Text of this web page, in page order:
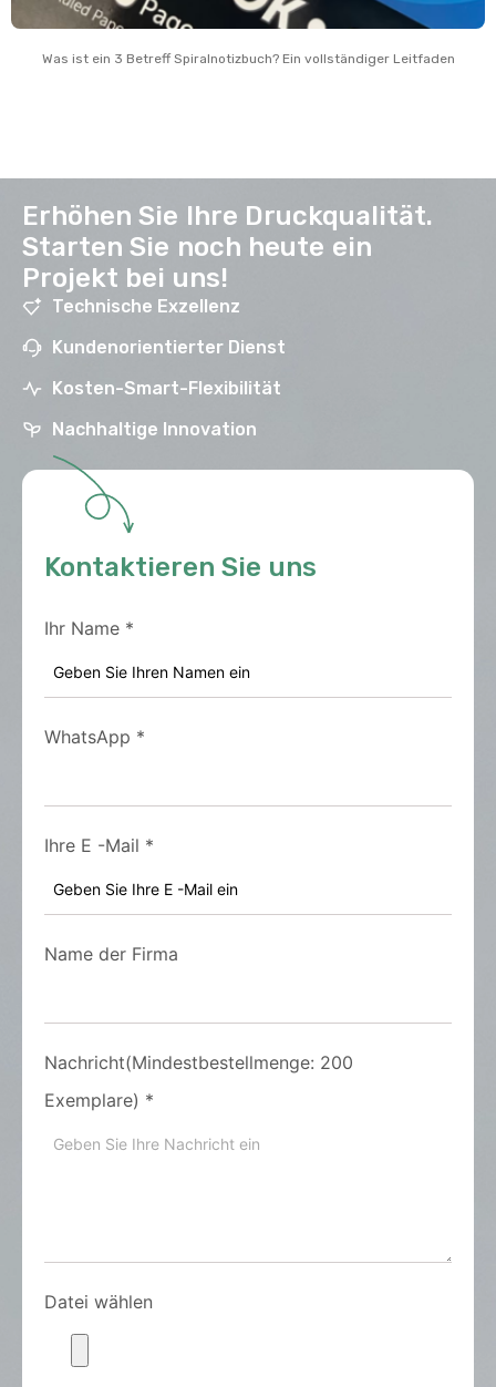
Was ist ein 3 Betreff Spiralnotizbuch? Ein vollständiger Leitfaden
Erhöhen Sie Ihre Druckqualität.
Starten Sie noch heute ein
Projekt bei uns!
Technische Exzellenz
Kundenorientierter Dienst
Kosten-Smart-Flexibilität
Nachhaltige Innovation
Kontaktieren Sie uns
Ihr Name *
WhatsApp *
Ihre E -Mail *
Name der Firma
Nachricht(Mindestbestellmenge: 200
Exemplare) *
Datei wählen